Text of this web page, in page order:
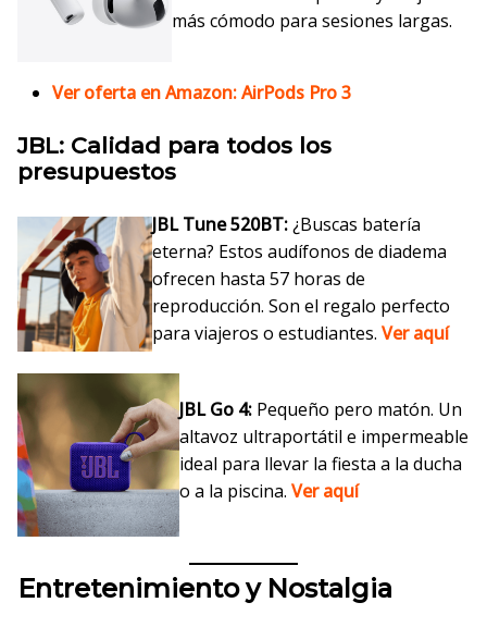
más cómodo para sesiones largas.
Ver oferta en Amazon: AirPods Pro 3
JBL: Calidad para todos los
presupuestos
JBL Tune 520BT:¿Buscas batería
eterna? Estos audífonos de diadema
ofrecen hasta 57 horas de
reproducción. Son el regalo perfecto
para viajeros o estudiantes. Ver aquí
JBL Go 4: Pequeño pero matón. Un
altavoz ultraportátil e impermeable
ideal para llevar la fiesta a la ducha
o a la piscina.Ver aquí
Entretenimiento y Nostalgia